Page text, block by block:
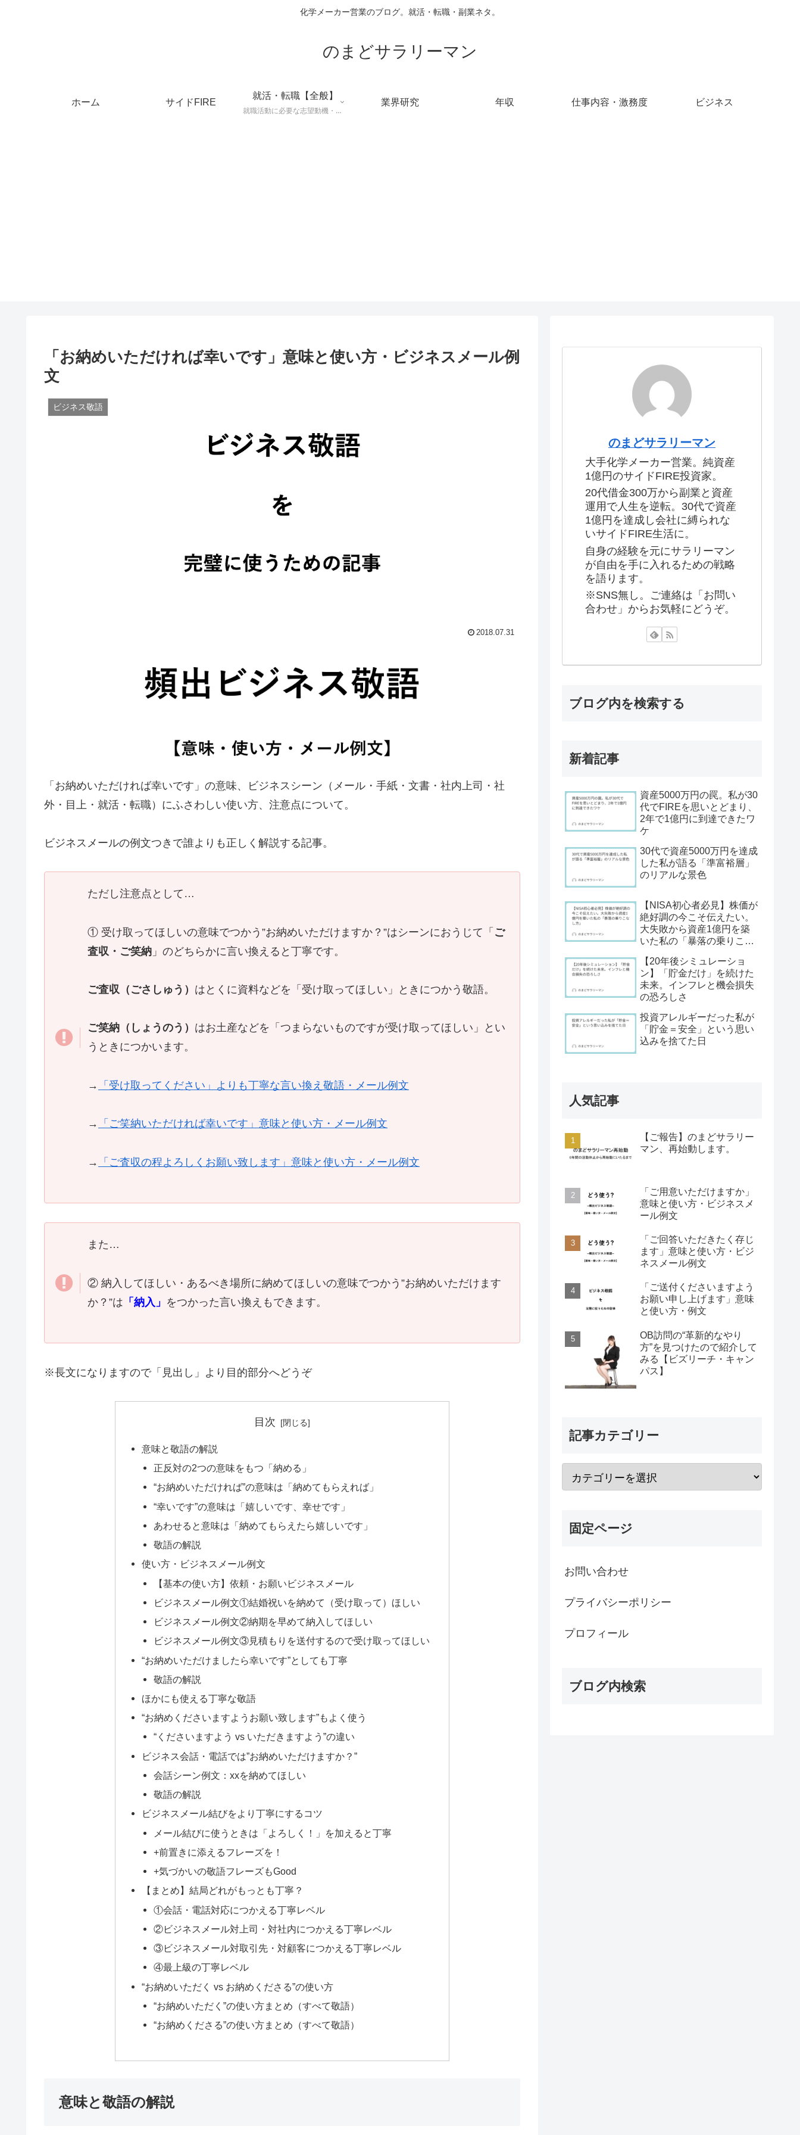
化学メーカー営業のブログ。就活・転職・副業ネタ。
のまどサラリーマン
ホーム サイドFIRE
就活・転職【全般】
就職活動に必要な志望動機・メールマナー・業界研究などに役立つ知識を公開するページ。
業界研究 年収 仕事内容・激務度 ビジネス
「お納めいただければ幸いです」意味と使い方・ビジネスメール例
文
ビジネス敬語
2018.07.31
「お納めいただければ幸いです」の意味、ビジネスシーン（メール・手紙・文書・社内上司・社
外・目上・就活・転職）にふさわしい使い方、注意点について。
ビジネスメールの例文つきで誰よりも正しく解説する記事。
ただし注意点として…
① 受け取ってほしいの意味でつかう”お納めいただけますか？”はシーンにおうじて「 ご
査収・ご笑納 」のどちらかに言い換えると丁寧です。
ご査収（ごさしゅう） はとくに資料などを「受け取ってほしい」ときにつかう敬語。
ご笑納（しょうのう） はお土産などを「つまらないものですが受け取ってほしい」とい
うときにつかいます。
→ 「受け取ってください」よりも丁寧な言い換え敬語・メール例文
→ 「ご笑納いただければ幸いです」意味と使い方・メール例文
→ 「ご査収の程よろしくお願い致します」意味と使い方・メール例文
また…
② 納入してほしい・あるべき場所に納めてほしいの意味でつかう”お納めいただけます
か？”は 「納入」 をつかった言い換えもできます。
※長文になりますので「見出し」より目的部分へどうぞ
目次
意味と敬語の解説
正反対の2つの意味をもつ「納める」
“お納めいただければ”の意味は「納めてもらえれば」
“幸いです”の意味は「嬉しいです、幸せです」
あわせると意味は「納めてもらえたら嬉しいです」
敬語の解説
使い方・ビジネスメール例文
【基本の使い方】依頼・お願いビジネスメール
ビジネスメール例文①結婚祝いを納めて（受け取って）ほしい
ビジネスメール例文②納期を早めて納入してほしい
ビジネスメール例文③見積もりを送付するので受け取ってほしい
“お納めいただけましたら幸いです”としても丁寧
敬語の解説
ほかにも使える丁寧な敬語
“お納めくださいますようお願い致します”もよく使う
“くださいますよう vs いただきますよう”の違い
ビジネス会話・電話では”お納めいただけますか？”
会話シーン例文：xxを納めてほしい
敬語の解説
ビジネスメール結びをより丁寧にするコツ
メール結びに使うときは「よろしく！」を加えると丁寧
+前置きに添えるフレーズを！
+気づかいの敬語フレーズもGood
【まとめ】結局どれがもっとも丁寧？
①会話・電話対応につかえる丁寧レベル
②ビジネスメール対上司・対社内につかえる丁寧レベル
③ビジネスメール対取引先・対顧客につかえる丁寧レベル
④最上級の丁寧レベル
“お納めいただく vs お納めくださる”の使い方
“お納めいただく”の使い方まとめ（すべて敬語）
“お納めくださる”の使い方まとめ（すべて敬語）
意味と敬語の解説
のまどサラリーマン
大手化学メーカー営業。純資産
1億円のサイドFIRE投資家。
20代借金300万から副業と資産
運用で人生を逆転。30代で資産
1億円を達成し会社に縛られな
いサイドFIRE生活に。
自身の経験を元にサラリーマン
が自由を手に入れるための戦略
を語ります。
※SNS無し。ご連絡は「お問い
合わせ」からお気軽にどうぞ。
ブログ内を検索する
新着記事
資産5000万円の罠。私が30
代でFIREを思いとどまり、
2年で1億円に到達できたワ
ケ
30代で資産5000万円を達成
した私が語る「準富裕層」
のリアルな景色
【NISA初心者必見】株価が
絶好調の今こそ伝えたい。
大失敗から資産1億円を築
いた私の「暴落の乗りこな
【20年後シミュレーショ
ン】「貯金だけ」を続けた
未来。インフレと機会損失
の恐ろしさ
投資アレルギーだった私が
「貯金＝安全」という思い
込みを捨てた日
人気記事
【ご報告】のまどサラリー
マン、再始動します。
「ご用意いただけますか」
意味と使い方・ビジネスメ
ール例文
「ご回答いただきたく存じ
ます」意味と使い方・ビジ
ネスメール例文
「ご送付くださいますよう
お願い申し上げます」意味
と使い方・例文
OB訪問の“革新的なやり
方”を見つけたので紹介して
みる【ビズリーチ・キャン
パス】
記事カテゴリー
固定ページ
お問い合わせ
プライバシーポリシー
プロフィール
ブログ内検索